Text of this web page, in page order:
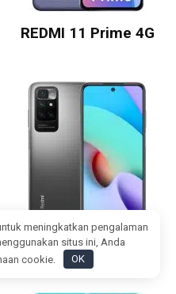
REDMI 11 Prime 4G
REDMI 10 2022
meningkatkan pengalaman
situs ini, Anda
cookie.
OK